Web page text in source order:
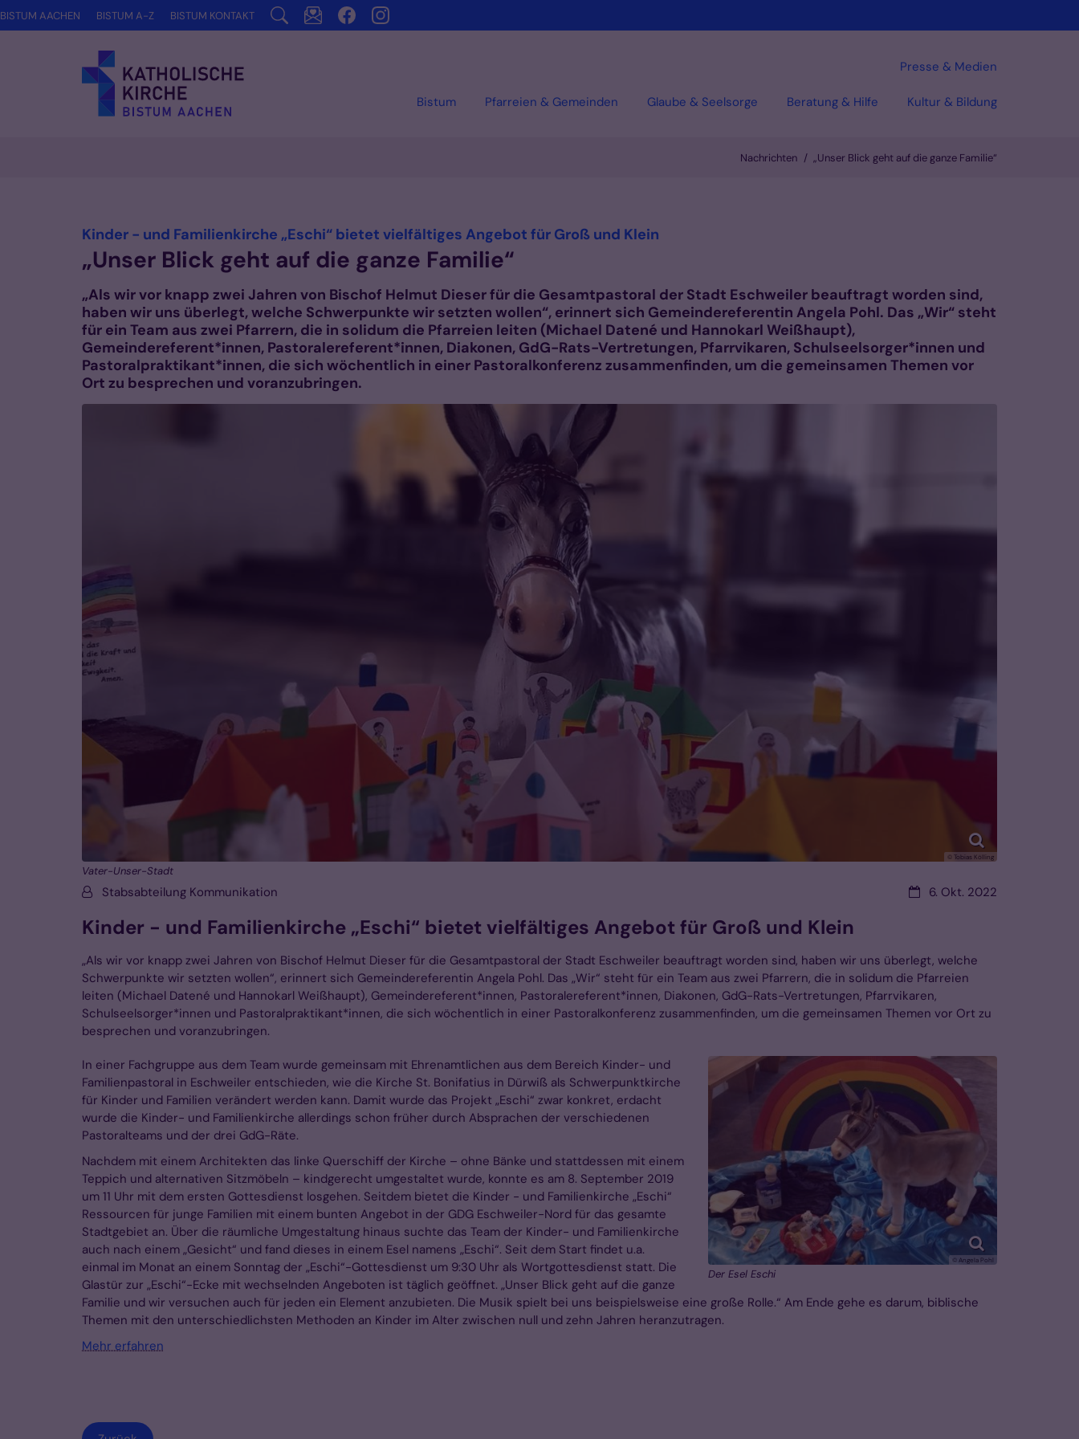
Zum Inhalt springen
Bistum Pfarreien & Gemeinden Glaube & Seelsorge Beratung & Hilfe Kultur & Bildung
Presse & Medien
BISTUM AACHEN BISTUM A-Z BISTUM KONTAKT
Nachrichten „Unser Blick geht auf die ganze Familie“
Kinder - und Familienkirche „Eschi“ bietet vielfältiges Angebot für Groß und Klein
„Unser Blick geht auf die ganze Familie“
„Als wir vor knapp zwei Jahren von Bischof Helmut Dieser für die Gesamtpastoral der Stadt Eschweiler beauftragt worden sind,
haben wir uns überlegt, welche Schwerpunkte wir setzten wollen“, erinnert sich Gemeindereferentin Angela Pohl. Das „Wir“ steht
für ein Team aus zwei Pfarrern, die in solidum die Pfarreien leiten (Michael Datené und Hannokarl Weißhaupt),
Gemeindereferent*innen, Pastoralereferent*innen, Diakonen, GdG-Rats-Vertretungen, Pfarrvikaren, Schulseelsorger*innen und
Pastoralpraktikant*innen, die sich wöchentlich in einer Pastoralkonferenz zusammenfinden, um die gemeinsamen Themen vor
Ort zu besprechen und voranzubringen.
© Tobias Kölling
Vater-Unser-Stadt
Datum:6. Okt. 2022
Von:Stabsabteilung Kommunikation
Kinder - und Familienkirche „Eschi“ bietet vielfältiges Angebot für Groß und Klein
„Als wir vor knapp zwei Jahren von Bischof Helmut Dieser für die Gesamtpastoral der Stadt Eschweiler beauftragt worden sind, haben wir uns überlegt, welche
Schwerpunkte wir setzten wollen“, erinnert sich Gemeindereferentin Angela Pohl. Das „Wir“ steht für ein Team aus zwei Pfarrern, die in solidum die Pfarreien
leiten (Michael Datené und Hannokarl Weißhaupt), Gemeindereferent*innen, Pastoralereferent*innen, Diakonen, GdG-Rats-Vertretungen, Pfarrvikaren,
Schulseelsorger*innen und Pastoralpraktikant*innen, die sich wöchentlich in einer Pastoralkonferenz zusammenfinden, um die gemeinsamen Themen vor Ort zu
besprechen und voranzubringen.
© Angela Pohl
Der Esel Eschi
In einer Fachgruppe aus dem Team wurde gemeinsam mit Ehrenamtlichen aus dem Bereich Kinder- und
Familienpastoral in Eschweiler entschieden, wie die Kirche St. Bonifatius in Dürwiß als Schwerpunktkirche
für Kinder und Familien verändert werden kann. Damit wurde das Projekt „Eschi“ zwar konkret, erdacht
wurde die Kinder- und Familienkirche allerdings schon früher durch Absprachen der verschiedenen
Pastoralteams und der drei GdG-Räte.
Nachdem mit einem Architekten das linke Querschiff der Kirche – ohne Bänke und stattdessen mit einem
Teppich und alternativen Sitzmöbeln – kindgerecht umgestaltet wurde, konnte es am 8. September 2019
um 11 Uhr mit dem ersten Gottesdienst losgehen. Seitdem bietet die Kinder - und Familienkirche „Eschi“
Ressourcen für junge Familien mit einem bunten Angebot in der GDG Eschweiler-Nord für das gesamte
Stadtgebiet an. Über die räumliche Umgestaltung hinaus suchte das Team der Kinder- und Familienkirche
auch nach einem „Gesicht“ und fand dieses in einem Esel namens „Eschi“. Seit dem Start findet u.a.
einmal im Monat an einem Sonntag der „Eschi“-Gottesdienst um 9:30 Uhr als Wortgottesdienst statt. Die
Glastür zur „Eschi“-Ecke mit wechselnden Angeboten ist täglich geöffnet. „Unser Blick geht auf die ganze
Familie und wir versuchen auch für jeden ein Element anzubieten. Die Musik spielt bei uns beispielsweise eine große Rolle.“ Am Ende gehe es darum, biblische
Themen mit den unterschiedlichsten Methoden an Kinder im Alter zwischen null und zehn Jahren heranzutragen.
Mehr erfahren